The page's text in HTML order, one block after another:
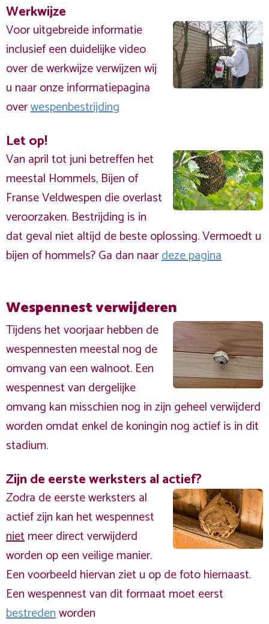
Werkwijze
Voor uitgebreide informatie
inclusief een duidelijke video
over de werkwijze verwijzen wij
u naar onze informatiepagina
overwespenbestrijding
Let op!
Van april tot juni betreffen het
meestal Hommels, Bijen of
Franse Veldwespen die overlast
veroorzaken. Bestrijding is in
dat geval niet altijd de beste oplossing. Vermoedt u
bijen of hommels? Ga dan naardeze pagina
Wespennest verwijderen
Tijdens het voorjaar hebben de
wespennesten meestal nog de
omvang van een walnoot. Een
wespennest van dergelijke
omvang kan misschien nog in zijn geheel verwijderd
worden omdat enkel de koningin nog actief is in dit
stadium.
Zijn de eerste werksters al actief?
Zodra de eerste werksters al
actief zijn kan het wespennest
nietmeer direct verwijderd
worden op een veilige manier.
Een voorbeeld hiervan ziet u op de foto hiernaast.
Een wespennest van dit formaat moet eerst
bestredenworden